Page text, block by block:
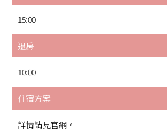
15:00
退房
10:00
住宿方案
詳情請見官網。